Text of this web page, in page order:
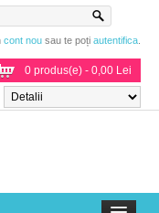
cont nou sau te poți autentifica
0 produs(e) - 0,00 Lei